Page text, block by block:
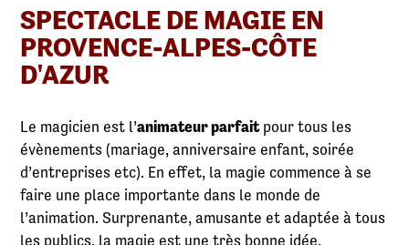
SPECTACLE DE MAGIE EN
PROVENCE-ALPES-CÔTE
D'AZUR
Le magicien est l’animateur parfaitpour tous les
évènements (mariage, anniversaire enfant, soirée
d’entreprises etc). En effet, la magie commence à se
faire une place importante dans le monde de
l’animation. Surprenante, amusante et adaptée à tous
les publics, la magie est une très bonne idée,